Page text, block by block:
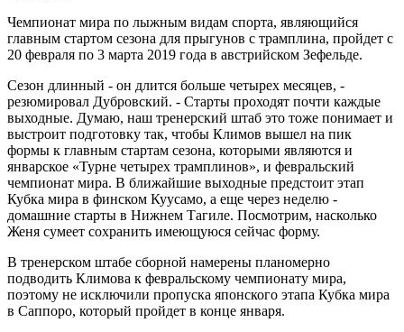
Чемпионат мира по лыжным видам спорта, являющийся
главным стартом сезона для прыгунов с трамплина, пройдет с
20 февраля по 3 марта 2019 года в австрийском Зефельде.
Сезон длинный - он длится больше четырех месяцев, -
резюмировал Дубровский. - Старты проходят почти каждые
выходные. Думаю, наш тренерский штаб это тоже понимает и
выстроит подготовку так, чтобы Климов вышел на пик
формы к главным стартам сезона, которыми являются и
январское «Турне четырех трамплинов», и февральский
чемпионат мира. В ближайшие выходные предстоит этап
Кубка мира в финском Куусамо, а еще через неделю -
домашние старты в Нижнем Тагиле. Посмотрим, насколько
Женя сумеет сохранить имеющуюся сейчас форму.
В тренерском штабе сборной намерены планомерно
подводить Климова к февральскому чемпионату мира,
поэтому не исключили пропуска японского этапа Кубка мира
в Саппоро, который пройдет в конце января.